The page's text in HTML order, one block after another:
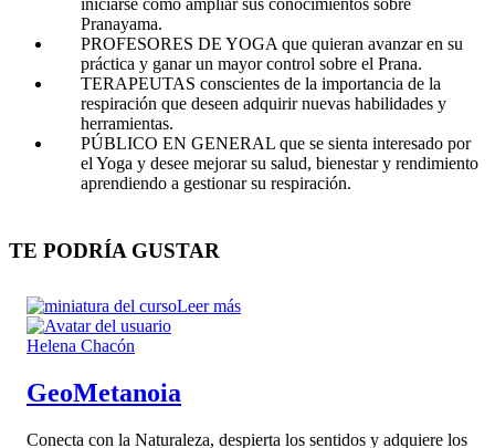
Pranayama.
PROFESORES DE YOGA que quieran avanzar en su
práctica y ganar un mayor control sobre el Prana.
TERAPEUTAS conscientes de la importancia de la
respiración que deseen adquirir nuevas habilidades y
herramientas.
PÚBLICO EN GENERAL que se sienta interesado por
el Yoga y desee mejorar su salud, bienestar y rendimiento
aprendiendo a gestionar su respiración.
TE PODRÍA GUSTAR
Leer más
Helena Chacón
GeoMetanoia
Conecta con la Naturaleza, despierta los sentidos y adquiere los